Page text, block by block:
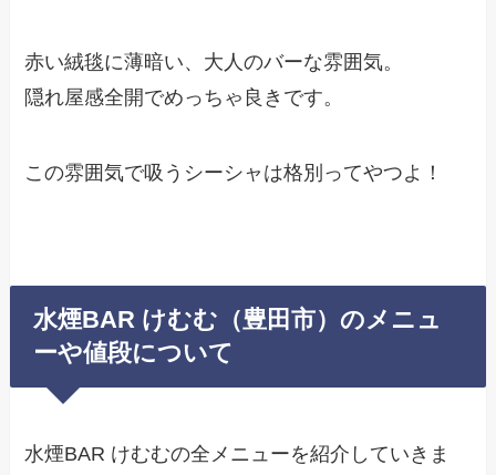
赤い絨毯に薄暗い、大人のバーな雰囲気。
隠れ屋感全開でめっちゃ良きです。
この雰囲気で吸うシーシャは格別ってやつよ！
水煙BAR けむむ（豊田市）のメニュ
ーや値段について
水煙BAR けむむの全メニューを紹介していきま